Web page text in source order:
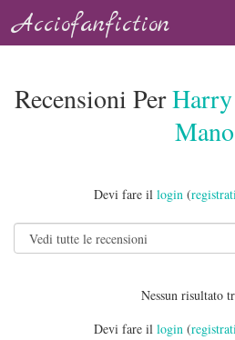
Acciofanfiction
Recensioni Per
Mano
Devi fare il login (
Nessun risultato
Devi fare il login (